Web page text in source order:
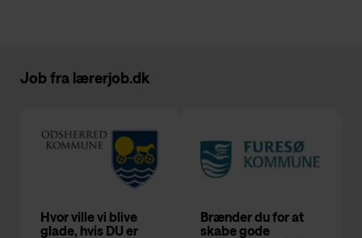
Job fra lærerjob.dk
Hvor ville vi blive
glade, hvis DU er
Brænder du for at
skabe gode